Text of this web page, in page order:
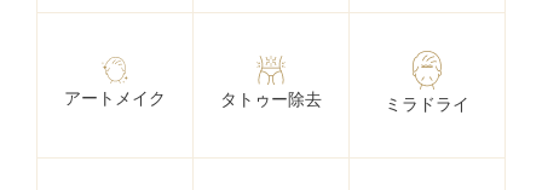
アートメイク タトゥー除去 ミラドライ